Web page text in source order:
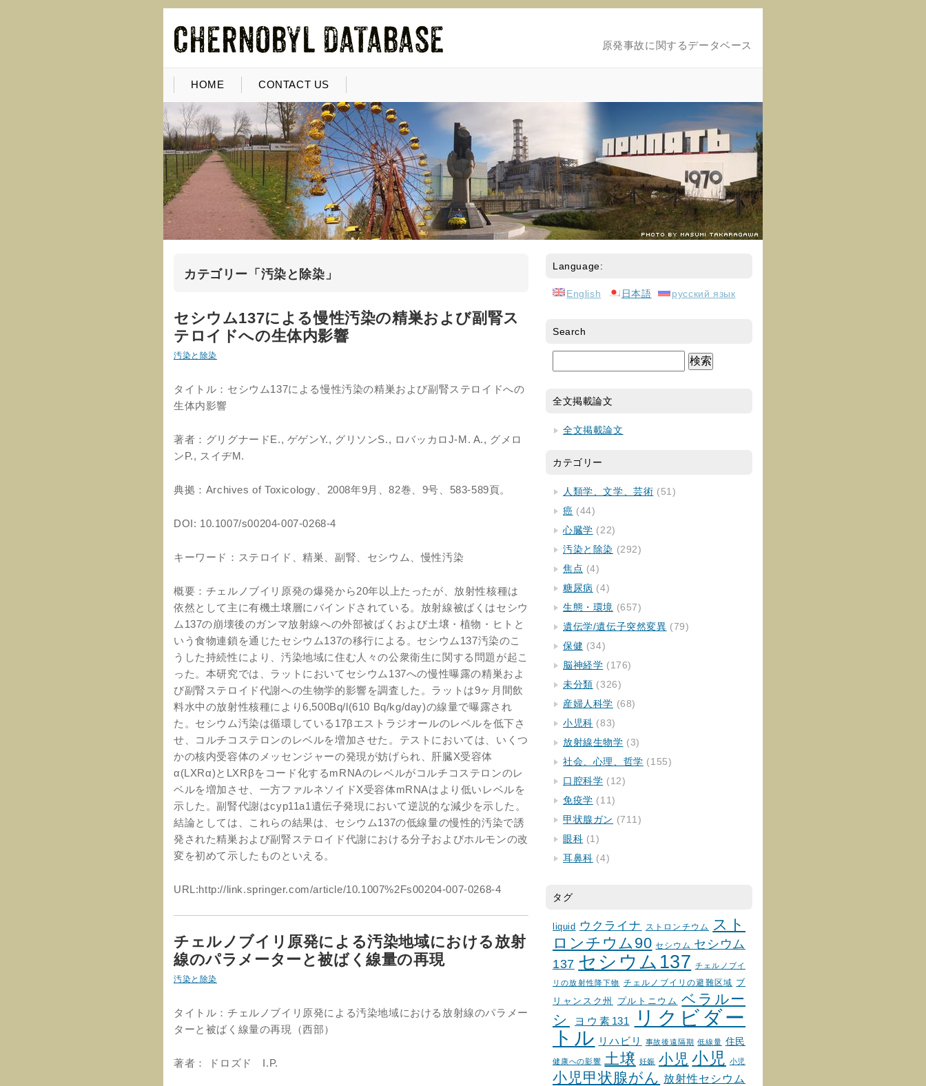
原発事故に関するデータベース
HOME CONTACT US
カテゴリー「汚染と除染」
セシウム137による慢性汚染の精巣および副腎ス
テロイドへの生体内影響
汚染と除染
タイトル：セシウム137による慢性汚染の精巣および副腎ステロイドへの
生体内影響
著者：グリグナードE., ゲゲンY., グリソンS., ロバッカロJ-M. A., グメロ
ンP., スイヂM.
典拠：Archives of Toxicology、2008年9月、82巻、9号、583-589頁。
DOI: 10.1007/s00204-007-0268-4
キーワード：ステロイド、精巣、副腎、セシウム、慢性汚染
概要：チェルノブイリ原発の爆発から20年以上たったが、放射性核種は
依然として主に有機土壌層にバインドされている。放射線被ばくはセシウ
ム137の崩壊後のガンマ放射線への外部被ばくおよび土壌・植物・ヒトと
いう食物連鎖を通じたセシウム137の移行による。セシウム137汚染のこ
うした持続性により、汚染地域に住む人々の公衆衛生に関する問題が起こ
った。本研究では、ラットにおいてセシウム137への慢性曝露の精巣およ
び副腎ステロイド代謝への生物学的影響を調査した。ラットは9ヶ月間飲
料水中の放射性核種により6,500Bq/l(610 Bq/kg/day)の線量で曝露され
た。セシウム汚染は循環している17βエストラジオールのレベルを低下さ
せ、コルチコステロンのレベルを増加させた。テストにおいては、いくつ
かの核内受容体のメッセンジャーの発現が妨げられ、肝臓X受容体
α(LXRα)とLXRβをコード化するmRNAのレベルがコルチコステロンのレ
ベルを増加させ、一方ファルネソイドX受容体mRNAはより低いレベルを
示した。副腎代謝はcyp11a1遺伝子発現において逆説的な減少を示した。
結論としては、これらの結果は、セシウム137の低線量の慢性的汚染で誘
発された精巣および副腎ステロイド代謝における分子およびホルモンの改
変を初めて示したものといえる。
URL:http://link.springer.com/article/10.1007%2Fs00204-007-0268-4
チェルノブイリ原発による汚染地域における放射
線のパラメーターと被ばく線量の再現
汚染と除染
タイトル：チェルノブイリ原発による汚染地域における放射線のパラメー
ターと被ばく線量の再現（西部）
著者： ドロズド I.P.
Language:
English 日本語 русский язык
Search
全文掲載論文
全文掲載論文
カテゴリー
人類学、文学、芸術 (51)
癌 (44)
心臓学 (22)
汚染と除染 (292)
焦点 (4)
糖尿病 (4)
生態・環境 (657)
遺伝学/遺伝子突然変異 (79)
保健 (34)
脳神経学 (176)
未分類 (326)
産婦人科学 (68)
小児科 (83)
放射線生物学 (3)
社会、心理、哲学 (155)
口腔科学 (12)
免疫学 (11)
甲状腺ガン (711)
眼科 (1)
耳鼻科 (4)
タグ
liquid ウクライナ ストロンチウム
スト
ロンチウム90 セシウム セシウム
137 セシウム137 チェルノブイ
リの放射性降下物 チェルノブイリの避難区域 ブ
リャンスク州
プルトニウム ベラルー
シ
ヨウ素131
リクビダー
トル リハビリ 事故後遠隔期 低線量 住民
健康への影響 土壌 妊娠 小児 小児 小児
小児甲状腺がん 放射性セシウム